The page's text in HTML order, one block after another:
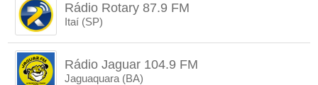
Rádio Rotary 87.9 FM
Itaí (SP)
Rádio Jaguar 104.9 FM
Jaguaquara (BA)